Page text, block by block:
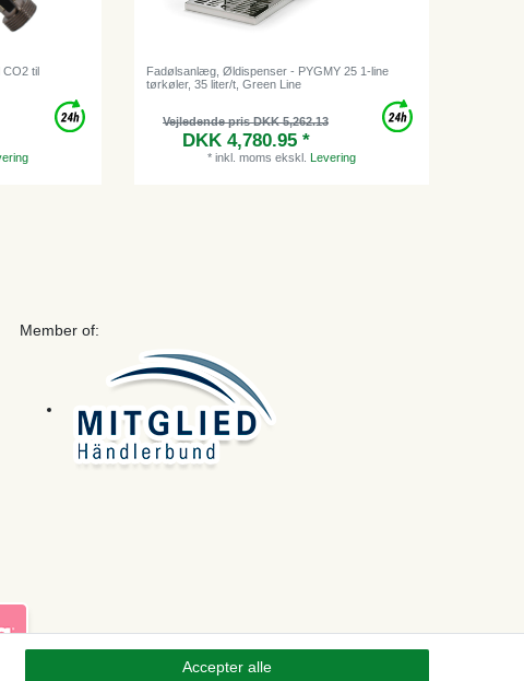
til
Fadølsanlæg, Øldispenser - PYGMY 25 1-line
tørkøler, 35 liter/t, Green Line
Vejledende pris DKK 5,262.13
DKK 4,780.95 *
* inkl. moms ekskl. Levering
Member of:
Accepter alle